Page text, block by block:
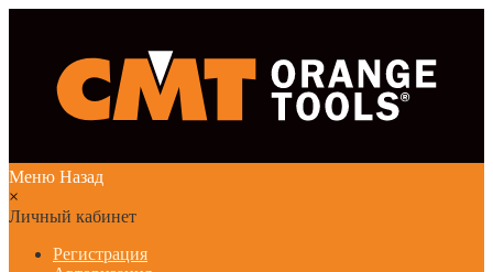
Меню Назад
×
Личный кабинет
Регистрация